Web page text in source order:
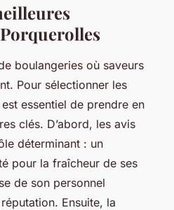
boulangeries où saveurs
Pour sélectionner les
essentiel de prendre en
clés. D’abord, les avis
déterminant : un
pour la fraîcheur de ses
de son personnel
Ensuite, la